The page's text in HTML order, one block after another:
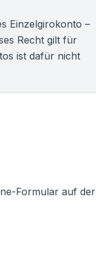
Einzelgirokonto –
Recht gilt für
ist dafür nicht
Formular auf der